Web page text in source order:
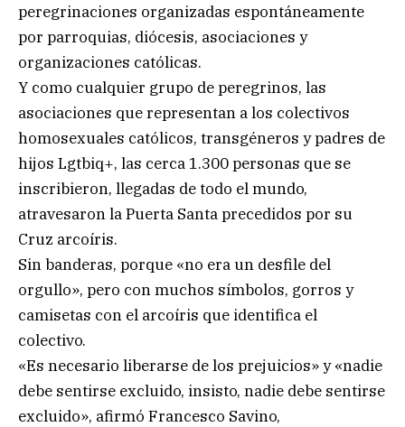
peregrinaciones organizadas espontáneamente
por parroquias, diócesis, asociaciones y
organizaciones católicas.
Y como cualquier grupo de peregrinos, las
asociaciones que representan a los colectivos
homosexuales católicos, transgéneros y padres de
hijos Lgtbiq+, las cerca 1.300 personas que se
inscribieron, llegadas de todo el mundo,
atravesaron la Puerta Santa precedidos por su
Cruz arcoíris.
Sin banderas, porque «no era un desfile del
orgullo», pero con muchos símbolos, gorros y
camisetas con el arcoíris que identifica el
colectivo.
«Es necesario liberarse de los prejuicios» y «nadie
debe sentirse excluido, insisto, nadie debe sentirse
excluido», afirmó Francesco Savino,